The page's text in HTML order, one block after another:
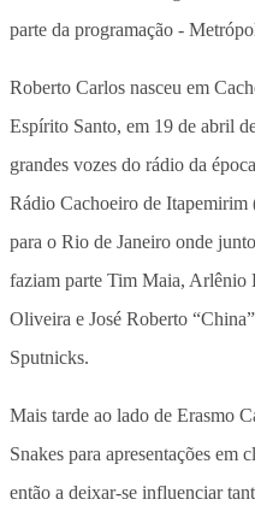
Roberto Carlos nasceu em
Espírito Santo, em 19 de abril
grandes vozes do rádio da
Rádio Cachoeiro de
para o Rio de Janeiro onde
faziam parte Tim Maia,
Oliveira e José Roberto
Sputnicks.
Mais tarde ao lado de Erasmo
Snakes para apresentações em
então a deixar-se influenciar